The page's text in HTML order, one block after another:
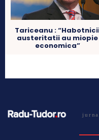
Tariceanu :
austeritatii au miopie
economica”